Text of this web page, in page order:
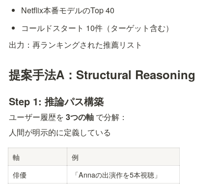
Netflix本番モデルのTop 40
コールドスタート 10件（ターゲット含む）
出力：再ランキングされた推薦リスト
提案手法A：Structural Reasoning
Step 1: 推論パス構築
ユーザー履歴を 3つの軸 で分解：
人間が明示的に定義している
軸
例
俳優
「Annaの出演作を5本視聴」